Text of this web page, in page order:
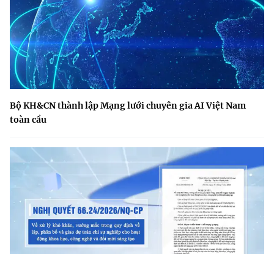
Bộ KH&CN thành lập Mạng lưới chuyên gia AI Việt Nam
toàn cầu